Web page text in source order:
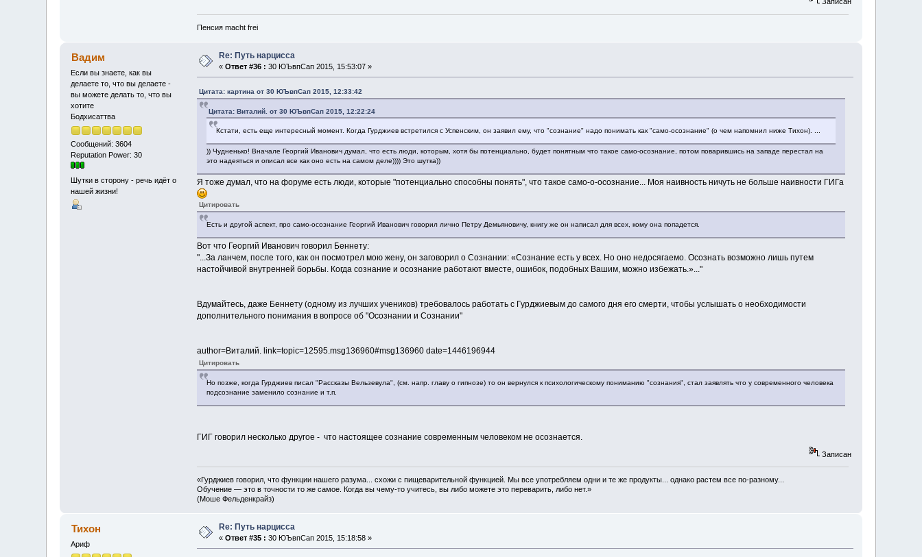
Пенсия macht frei
Вадим
Если вы знаете, как вы
делаете то, что вы делаете -
вы можете делать то, что вы
хотите
Бодхисаттва
Сообщений: 3604
Reputation Power: 30
Шутки в сторону - речь идёт о
нашей жизни!
Re: Путь нарцисса
«Ответ #36 : 30 ЮЪвпСап 2015, 15:53:07 »
Цитата: картина от 30 ЮЪвпСап 2015, 12:33:42
Цитата: Виталий. от 30 ЮЪвпСап 2015, 12:22:24
Кстати, есть еще интересный момент. Когда Гурджиев встретился с Успенским, он заявил ему, что "сознание" надо понимать как "само-осознание" (о чем напомнил ниже Тихон). ...
)) Чудненько! Вначале Георгий Иванович думал, что есть люди, которым, хотя бы потенциально, будет понятным что такое само-осознание, потом поварившись на западе перестал на
это надеяться и описал все как оно есть на самом деле)))) Это шутка))
Я тоже думал, что на форуме есть люди, которые "потенциально способны понять", что такое само-о-осознание... Моя наивность ничуть не больше наивности ГИГа
Цитировать
Есть и другой аспект, про само-осознание Георгий Иванович говорил лично Петру Демьяновичу, книгу же он написал для всех, кому она попадется.
Вот что Георгий Иванович говорил Беннету:
"...За ланчем, после того, как он посмотрел мою жену, он заговорил о Сознании: «Сознание есть у всех. Но оно недосягаемо. Осознать возможно лишь путем
настойчивой внутренней борьбы. Когда сознание и осознание работают вместе, ошибок, подобных Вашим, можно избежать.»..."
Вдумайтесь, даже Беннету (одному из лучших учеников) требовалось работать с Гурджиевым до самого дня его смерти, чтобы услышать о необходимости
дополнительного понимания в вопросе об "Осознании и Сознании"
author=Виталий. link=topic=12595.msg136960#msg136960 date=1446196944
Цитировать
Но позже, когда Гурджиев писал "Рассказы Вельзевула", (см. напр. главу о гипнозе) то он вернулся к психологическому пониманию "сознания", стал заявлять что у современного человека
подсознание заменило сознание и т.п.
ГИГ говорил несколько другое - что настоящее сознание современным человеком не осознается.
Записан
«Гурджиев говорил, что функции нашего разума... схожи с пищеварительной функцией. Мы все употребляем одни и те же продукты... однако растем все по-разному...
Обучение — это в точности то же самое. Когда вы чему-то учитесь, вы либо можете это переварить, либо нет.»
(Моше Фельденкрайз)
Тихон
Ариф
Re: Путь нарцисса
«Ответ #35 : 30 ЮЪвпСап 2015, 15:18:58 »